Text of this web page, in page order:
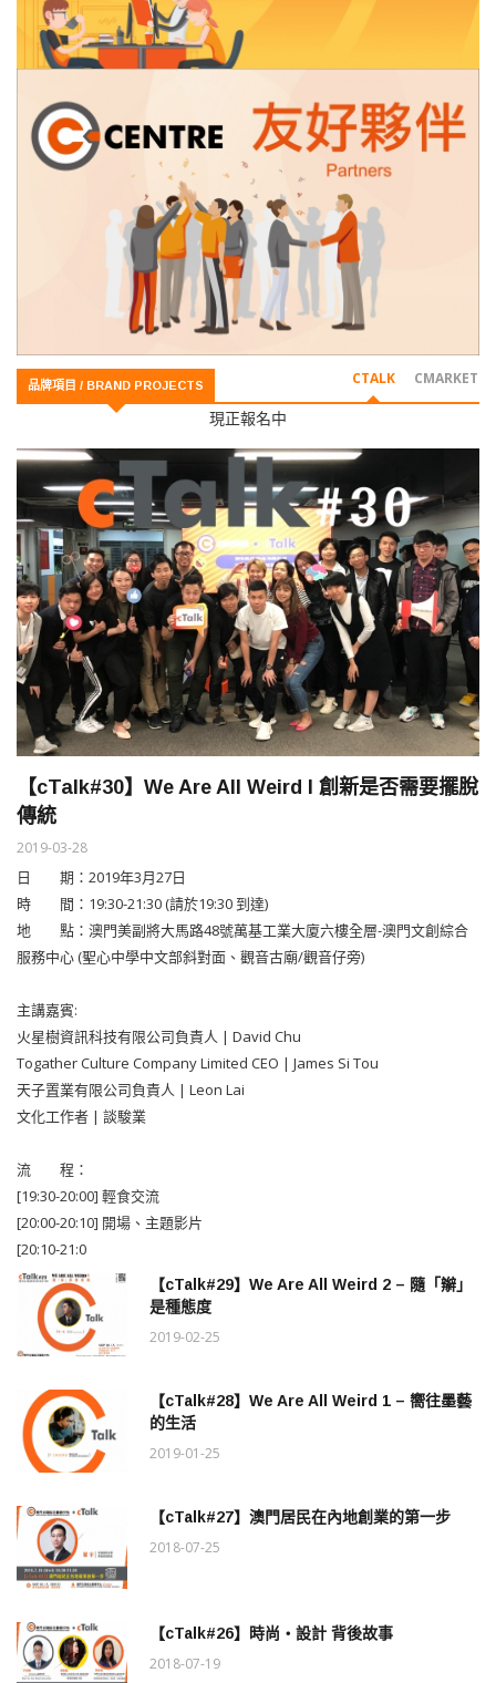
現正報名中
品牌項目 / BRAND PROJECTS CTALK CMARKET
【cTalk#30】We Are All Weird I 創新是否需要擺脫
傳統
2019-03-28
日 期：2019年3月27日
時 間：19:30-21:30 (請於19:30 到達)
地 點：澳門美副將大馬路48號萬基工業大廈六樓全層-澳門文創綜合
服務中心 (聖心中學中文部斜對面、觀音古廟/觀音仔旁)
主講嘉賓:
火星樹資訊科技有限公司負責人 | David Chu
Togather Culture Company Limited CEO | James Si Tou
天子置業有限公司負責人 | Leon Lai
文化工作者 | 談駿業
流 程：
[19:30-20:00] 輕食交流
[20:00-20:10] 開場、主題影片
[20:10-21:0
【cTalk#29】We Are All Weird 2 – 隨「辮」
是種態度
2019-02-25
【cTalk#28】We Are All Weird 1 – 嚮往墨藝
的生活
2019-01-25
【cTalk#27】澳門居民在內地創業的第一步
2018-07-25
【cTalk#26】時尚‧設計 背後故事
2018-07-19